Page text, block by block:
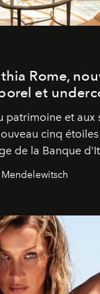
Rome,
et
patrimoine et aux
cinq
de la Banque
toute son